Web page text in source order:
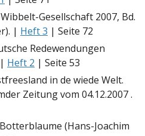
Gesellschaft 2007, Bd.
| Heft 3 | Seite 72
Redewendungen
Heft 2 | Seite 53
in de wiede Welt.
Zeitung vom 04.12.2007 .
(Hans-Joachim